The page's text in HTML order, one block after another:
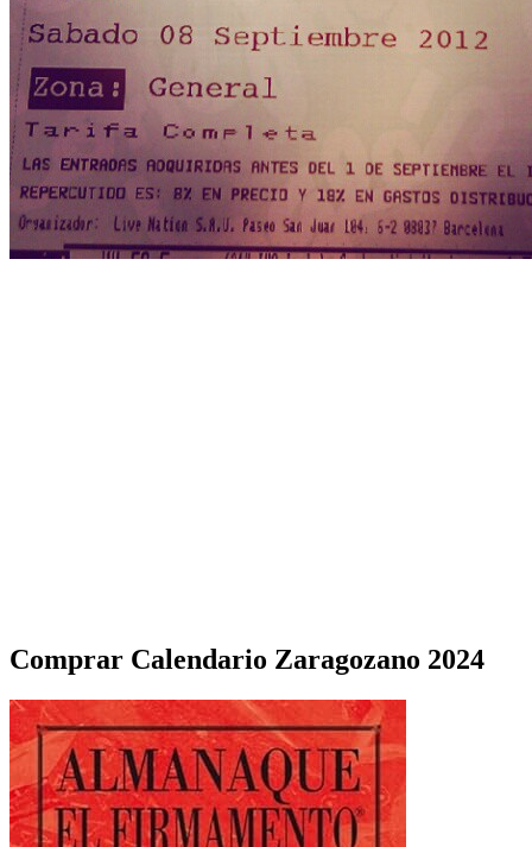
Comprar Calendario Zaragozano 2024